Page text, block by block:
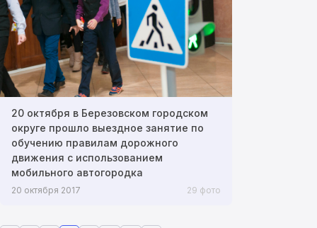
20 октября в Березовском городском
округе прошло выездное занятие по
обучению правилам дорожного
движения с использованием
мобильного автогородка
20 октября 2017 29 фото